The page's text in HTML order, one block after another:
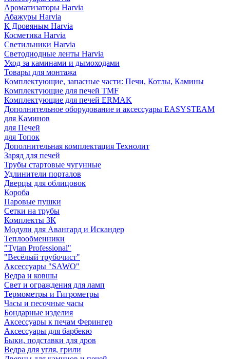
Ароматизаторы Harvia
Абажуры Harvia
К Дровяным Harvia
Косметика Harvia
Светильники Harvia
Светодиодные ленты Harvia
Уход за каминами и дымоходами
Товары для монтажа
Комплектующие, запасные части: Печи, Котлы, Камины
Комплектующие для печей TMF
Комплектующие для печей ERMAK
Дополнительное оборудование и аксессуары EASYSTEAM
для Каминов
для Печей
для Топок
Дополнительная комплектация Технолит
Заряд для печей
Трубы стартовые чугунные
Удлинители порталов
Дверцы для облицовок
Короба
Паровые пушки
Сетки на трубы
Комплекты ЗК
Модули для Авангард и Искандер
Теплообменники
"Tytan Professional"
"Весёлый трубочист"
Аксессуары "SAWO"
Ведра и ковшы
Свет и ограждения для ламп
Термометры и Гигрометры
Часы и песочные часы
Бондарные изделия
Аксессуары к печам Ферингер
Аксессуары для барбекю
Быки, подставки для дров
Ведра для угля, грили